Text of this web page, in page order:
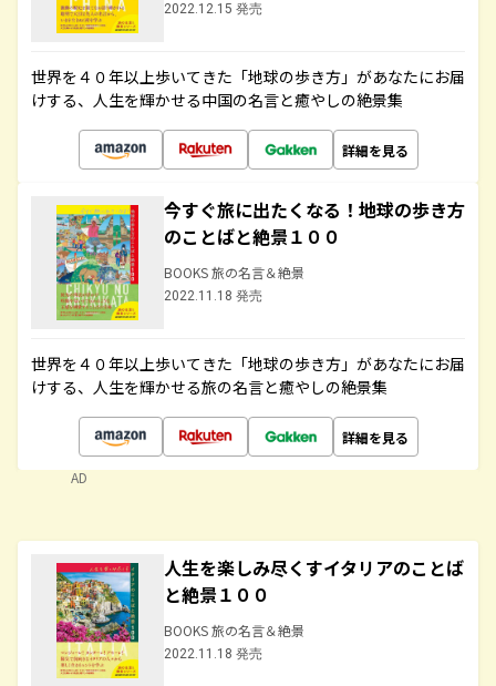
2022.12.15 発売
世界を４０年以上歩いてきた「地球の歩き方」があなたにお届
けする、人生を輝かせる中国の名言と癒やしの絶景集
詳細を見る
今すぐ旅に出たくなる！地球の歩き方
のことばと絶景１００
BOOKS 旅の名言＆絶景
2022.11.18 発売
世界を４０年以上歩いてきた「地球の歩き方」があなたにお届
けする、人生を輝かせる旅の名言と癒やしの絶景集
詳細を見る
AD
人生を楽しみ尽くすイタリアのことば
と絶景１００
BOOKS 旅の名言＆絶景
2022.11.18 発売